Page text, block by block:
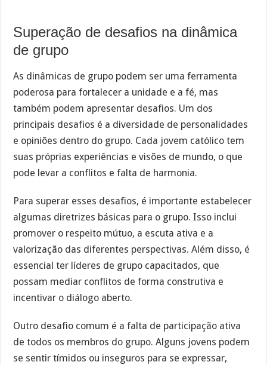
Superação de desafios na dinâmica
de grupo
As dinâmicas de grupo podem ser uma ferramenta
poderosa para fortalecer a unidade e a fé, mas
também podem apresentar desafios. Um dos
principais desafios é a diversidade de personalidades
e opiniões dentro do grupo. Cada jovem católico tem
suas próprias experiências e visões de mundo, o que
pode levar a conflitos e falta de harmonia.
Para superar esses desafios, é importante estabelecer
algumas diretrizes básicas para o grupo. Isso inclui
promover o respeito mútuo, a escuta ativa e a
valorização das diferentes perspectivas. Além disso, é
essencial ter líderes de grupo capacitados, que
possam mediar conflitos de forma construtiva e
incentivar o diálogo aberto.
Outro desafio comum é a falta de participação ativa
de todos os membros do grupo. Alguns jovens podem
se sentir tímidos ou inseguros para se expressar,